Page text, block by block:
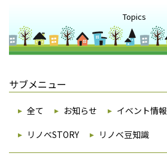
Topics
サブメニュー
全て お知らせ イベント情報
リノベSTORY
リノベ豆知識